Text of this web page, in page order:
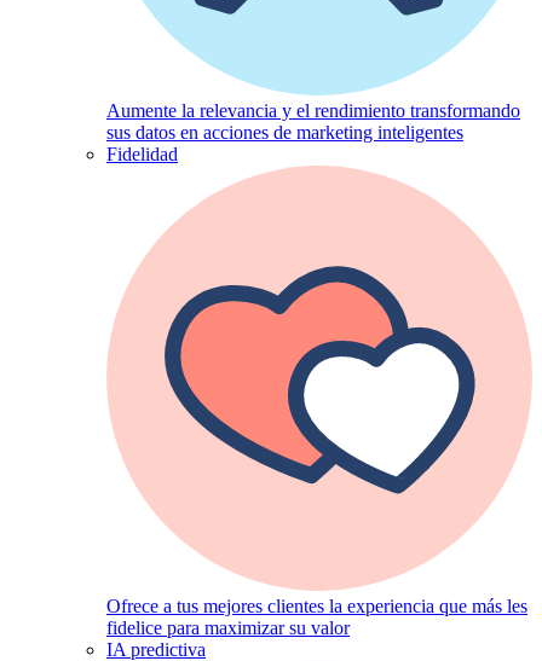
Aumente la relevancia y el rendimiento transformando
sus datos en acciones de marketing inteligentes
Fidelidad
Ofrece a tus mejores clientes la experiencia que más les
fidelice para maximizar su valor
IA predictiva